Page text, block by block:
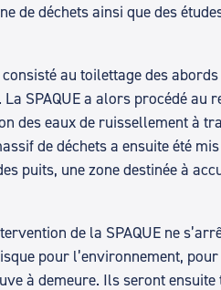
de déchets ainsi que des
au toilettage des
SPAQUE a alors procédé
des eaux de ruissellement à
de déchets a ensuite été
puits, une zone destinée à
de la SPAQUE ne
pour l’environnement,
à demeure. Ils seront